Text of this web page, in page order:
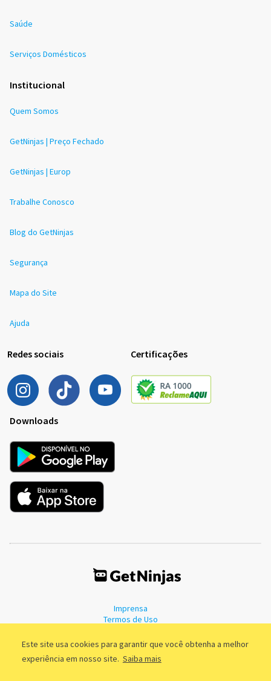
Este site usa cookies para garantir que você obtenha a melhor
experiência em nosso site. Saiba mais
Saúde
Serviços Domésticos
Institucional
Quem Somos
GetNinjas | Preço Fechado
GetNinjas | Europ
Trabalhe Conosco
Blog do GetNinjas
Segurança
Mapa do Site
Ajuda
Redes sociais Certificações
Downloads
Imprensa
Termos de Uso